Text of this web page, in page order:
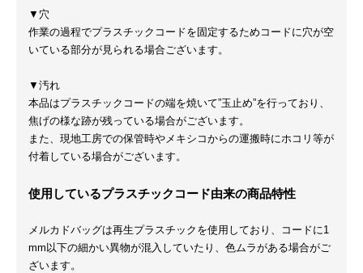
▼穴
作業の過程でプラスチックコードを固定するためコードに穴が空
いている部分が見られる場合ございます。
▼汚れ
本品はプラスチックコードの端を焼いて”玉止め”を行っており、
焦げの様な跡が残っている場合がございます。
また、現地工房での保管時やメキシコからの運搬時にホコリ等が
付着している場合がございます。
使用しているプラスチックコード由来の商品特性
メルカドバッグは再生プラスチックを使用しており、コードに1
mm以下の細かい異物が混入していたり、色ムラがある場合がご
ざいます。